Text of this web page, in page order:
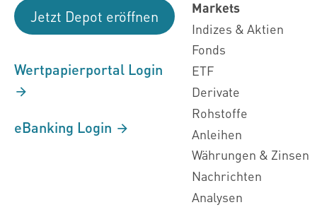
Jetzt Depot eröffnen
Wertpapierportal Login
eBanking Login
Markets
Indizes & Aktien
Fonds
ETF
Derivate
Rohstoffe
Anleihen
Währungen & Zinsen
Nachrichten
Analysen